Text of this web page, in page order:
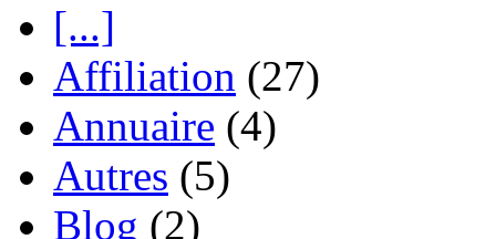
[...]
Affiliation (27)
Annuaire (4)
Autres (5)
Blog (2)